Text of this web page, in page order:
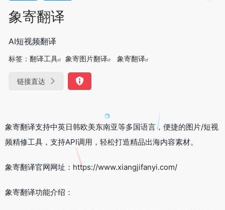
象寄翻译
AI短视频翻译
标签： 翻译工具 象寄图片翻译 象寄翻译
链接直达
象寄翻译支持中英日韩欧美东南亚等多国语言，便捷的图片/短视
频精修工具，支持API调用，轻松打造精品出海内容素材。
象寄翻译官网网址：https://www.xiangjifanyi.com/
象寄翻译功能介绍：